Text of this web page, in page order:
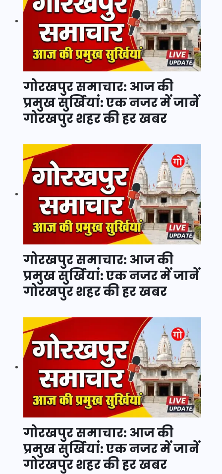
गोरखपुर समाचार: आज की
प्रमुख सुर्खियां: एक नजर में जानें
गोरखपुर शहर की हर खबर
गोरखपुर समाचार: आज की
प्रमुख सुर्खियां: एक नजर में जानें
गोरखपुर शहर की हर खबर
गोरखपुर समाचार: आज की
प्रमुख सुर्खियां: एक नजर में जानें
गोरखपुर शहर की हर खबर